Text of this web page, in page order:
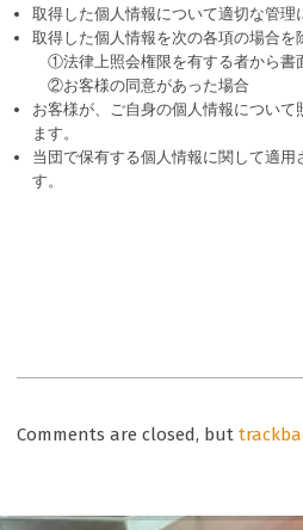
取得した個人情報について適切な管理
取得した個人情報を次の各項の場合を
①法律上照会権限を有する者から書
②お客様の同意があった場合
お客様が、ご自身の個人情報につい
ます。
当団で保有する個人情報に関して適
す。
Comments are closed, but